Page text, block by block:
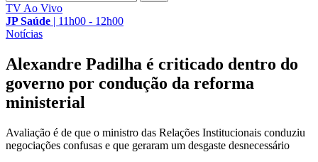
TV Ao Vivo
JP Saúde | 11h00 - 12h00
Notícias
Alexandre Padilha é criticado dentro do
governo por condução da reforma
ministerial
Avaliação é de que o ministro das Relações Institucionais conduziu
negociações confusas e que geraram um desgaste desnecessário